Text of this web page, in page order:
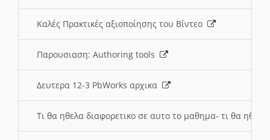
Καλές Πρακτικές αξιοποίησης του Βίντεο
Παρουσιαση: Authoring tools
Δευτερα 12-3 PbWorks αρχικα
Τι θα ηθελα διαφορετικο σε αυτο το μαθημα- τι θα